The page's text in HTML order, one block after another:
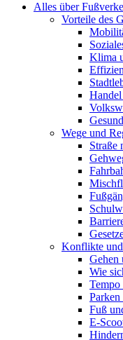
Alles über
Vorteile des
Klima
Wege und
Straße
Konflikte
Gehen
Wie
Tempo
Fuß
E-